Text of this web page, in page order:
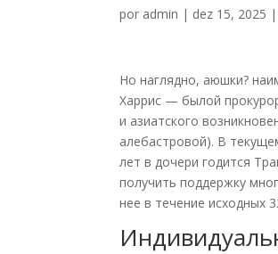
por admin | dez 15, 2025
Но наглядно, аюшки?
Харрис — былой
и азиатского
алебастровой). В
лет в дочери годится
получить поддержку
нее в течение исходных